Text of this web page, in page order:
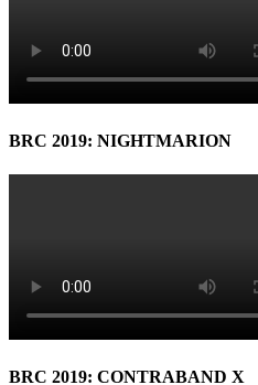
BRC 2019: NIGHTMARION
BRC 2019: CONTRABAND X